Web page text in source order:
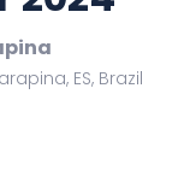
ES, Brazil